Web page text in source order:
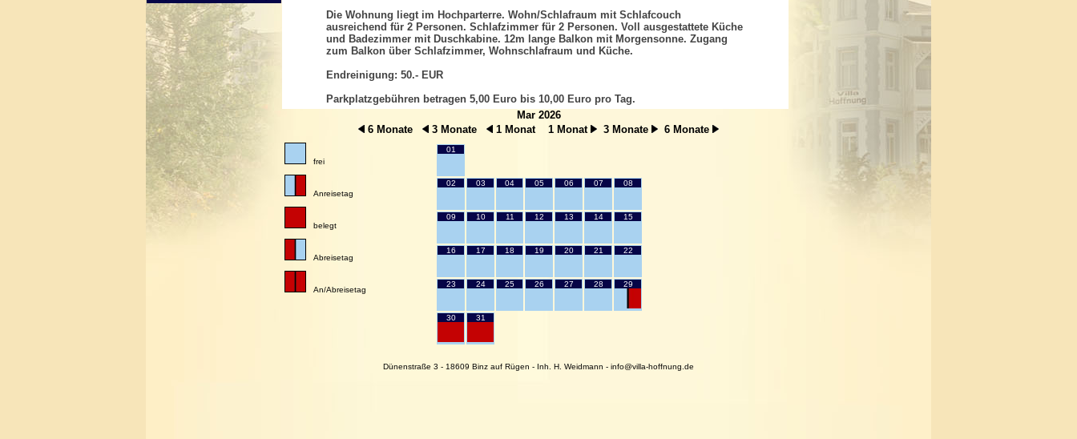
Die Wohnung liegt im Hochparterre. Wohn/Schlafraum mit Schlafcouch
ausreichend für 2 Personen. Schlafzimmer für 2 Personen. Voll ausgestattete Küche
und Badezimmer mit Duschkabine. 12m lange Balkon mit Morgensonne. Zugang
zum Balkon über Schlafzimmer, Wohnschlafraum und Küche.
Endreinigung: 50.- EUR
Parkplatzgebühren betragen 5,00 Euro bis 10,00 Euro pro Tag.
Mar 2026
6 Monate
3 Monate 1 Monat 1 Monat 3 Monate 6 Monate
frei
Anreisetag
belegt
Abreisetag
An/Abreisetag
01
02 03 04 05 06 07 08
09 10 11 12 13 14 15
16 17 18 19 20 21 22
23 24 25 26 27 28 29
30 31
Dünenstraße 3 - 18609 Binz auf Rügen - Inh. H. Weidmann - info@villa-hoffnung.de